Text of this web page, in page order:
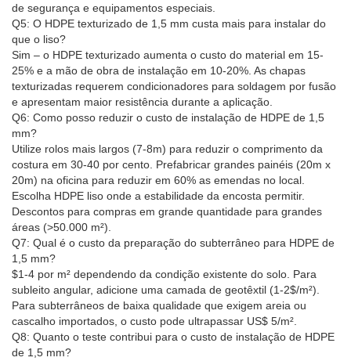
de segurança e equipamentos especiais.
Q5: O HDPE texturizado de 1,5 mm custa mais para instalar do
que o liso?
Sim – o HDPE texturizado aumenta o custo do material em 15-
25% e a mão de obra de instalação em 10-20%. As chapas
texturizadas requerem condicionadores para soldagem por fusão
e apresentam maior resistência durante a aplicação.
Q6: Como posso reduzir o custo de instalação de HDPE de 1,5
mm?
Utilize rolos mais largos (7-8m) para reduzir o comprimento da
costura em 30-40 por cento. Prefabricar grandes painéis (20m x
20m) na oficina para reduzir em 60% as emendas no local.
Escolha HDPE liso onde a estabilidade da encosta permitir.
Descontos para compras em grande quantidade para grandes
áreas (>50.000 m²).
Q7: Qual é o custo da preparação do subterrâneo para HDPE de
1,5 mm?
$1-4 por m² dependendo da condição existente do solo. Para
subleito angular, adicione uma camada de geotêxtil (1-2$/m²).
Para subterrâneos de baixa qualidade que exigem areia ou
cascalho importados, o custo pode ultrapassar US$ 5/m².
Q8: Quanto o teste contribui para o custo de instalação de HDPE
de 1,5 mm?